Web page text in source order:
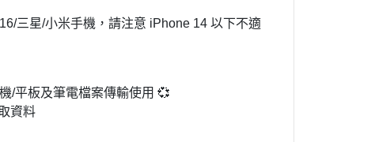
三星/小米手機，請注意 iPhone 14 以下不適
/平板及筆電檔案傳輸使用 💞
資料